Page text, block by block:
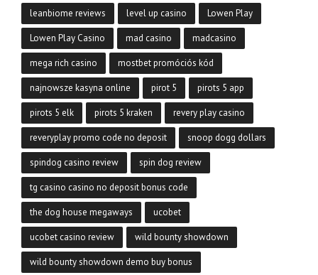
leanbiome reviews level up casino Lowen Play
Lowen Play Casino mad casino madcasino
mega rich casino mostbet promóciós kód
najnowsze kasyna online pirot 5 pirots 5 app
pirots 5 elk pirots 5 kraken revery play casino
reveryplay promo code no deposit snoop dogg dollars
spindog casino review spin dog review
tg casino casino no deposit bonus code
the dog house megaways ucobet
ucobet casino review wild bounty showdown
wild bounty showdown demo buy bonus